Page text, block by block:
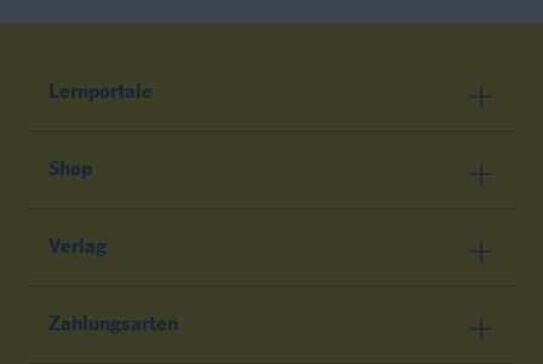
Lernportale
Shop
Verlag
Zahlungsarten